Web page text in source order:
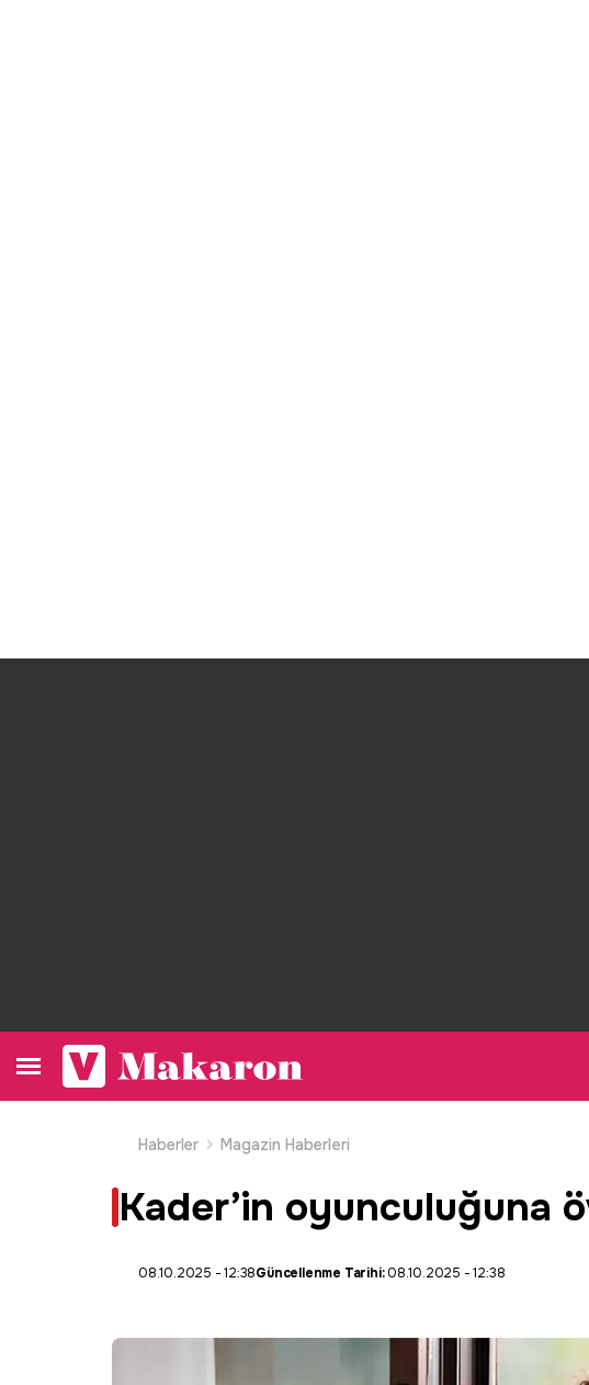
Haberler Magazin Haberleri
Kader’in oyunculuğuna
08.10.2025 - 12:38Güncellenme Tarihi:08.10.2025 - 12:38